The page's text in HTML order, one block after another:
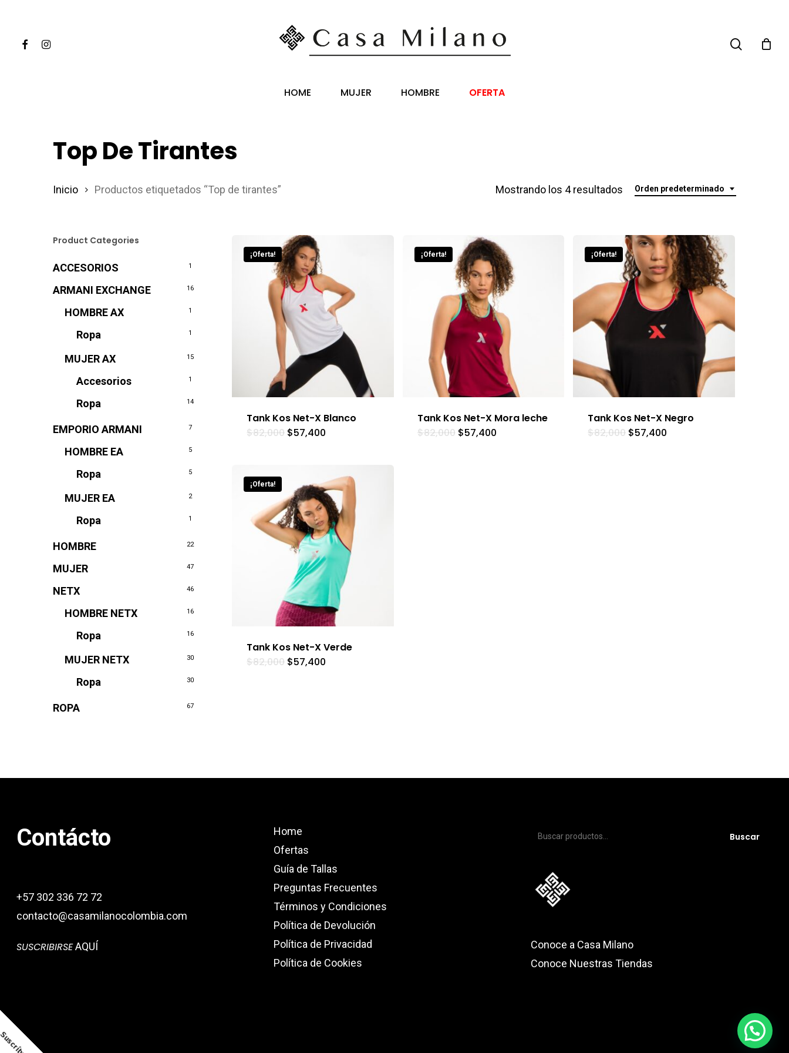
FacebookInstagram
HOME MUJER HOMBRE OFERTA
Top De Tirantes
Orden predeterminado
Mostrando los 4 resultados
Inicio Productos etiquetados “Top de tirantes”
Product Categories
ACCESORIOS 1
ARMANI EXCHANGE 16
HOMBRE AX 1
Ropa 1
MUJER AX 15
Accesorios 1
Ropa 14
EMPORIO ARMANI 7
HOMBRE EA 5
Ropa 5
MUJER EA 2
Ropa 1
HOMBRE 22
MUJER 47
NETX 46
HOMBRE NETX 16
Ropa 16
MUJER NETX 30
Ropa 30
ROPA 67
¡Oferta!
Tank Kos Net-X Blanco
$82,000 $57,400
¡Oferta!
Tank Kos Net-X Mora leche
$82,000 $57,400
¡Oferta!
Tank Kos Net-X Negro
$82,000 $57,400
¡Oferta!
Tank Kos Net-X Verde
$82,000 $57,400
Contácto
+57 302 336 72 72
contacto@casamilanocolombia.com
SUSCRIBIRSEAQUÍ
Home
Ofertas
Guía de Tallas
Preguntas Frecuentes
Términos y Condiciones
Política de Devolución
Política de Privacidad
Política de Cookies
Buscar
Buscar
Conoce a Casa Milano
Conoce Nuestras Tiendas